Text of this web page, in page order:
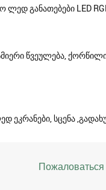
ლედ განათებები LED
წვეულება,
ეკრანები, სცენა